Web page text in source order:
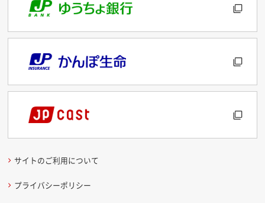
サイトのご利用について
プライバシーポリシー